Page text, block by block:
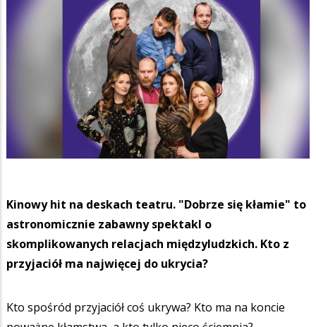
Kinowy hit na deskach teatru. "Dobrze się kłamie" to
astronomicznie zabawny spektakl o
skomplikowanych relacjach międzyludzkich. Kto z
przyjaciół ma najwięcej do ukrycia?
Kto spośród przyjaciół coś ukrywa? Kto ma na koncie